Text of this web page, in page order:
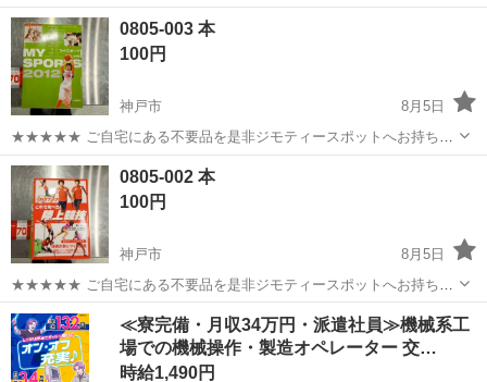
みしませんか？ 家電、趣味・スポーツ・レジャー用品、こども用品、
衣料服飾品、生活雑貨、家具、本、CD・DVDなどが無料でまとめて持
ち込めます！ ※詳細はこ...
兵庫 神戸市 スポット
0805-003 本
100円
神戸市
8月5日
★★★★★ ご自宅にある不要品を是非ジモティースポットへお持ち込
みしませんか？ 家電、趣味・スポーツ・レジャー用品、こども用品、
衣料服飾品、生活雑貨、家具、本、CD・DVDなどが無料でまとめて持
ち込めます！ ※詳細はこ...
兵庫 神戸市 スポット
0805-002 本
100円
神戸市
8月5日
★★★★★ ご自宅にある不要品を是非ジモティースポットへお持ち込
みしませんか？ 家電、趣味・スポーツ・レジャー用品、こども用品、
衣料服飾品、生活雑貨、家具、本、CD・DVDなどが無料でまとめて持
ち込めます！ ※詳細はこ...
兵庫 神戸市 参考書 スポット
≪寮完備・月収34万円・派遣社員≫機械系工
場での機械操作・製造オペレーター 交…
時給1,490円